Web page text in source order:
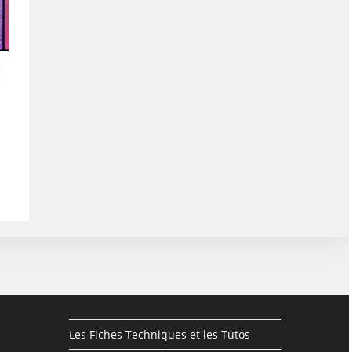
Les Fiches Techniques et les Tutos